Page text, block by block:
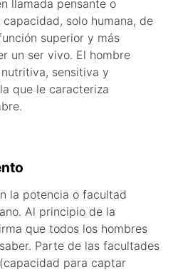
llamada pensante o
solo humana, de
superior y más
un ser vivo. El hombre
sensitiva y
que le caracteriza
la potencia o facultad
Al principio de la
que todos los hombres
Parte de las facultades
(capacidad para captar